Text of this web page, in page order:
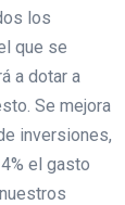
los
que se
a dotar a
Se mejora
inversiones,
el gasto